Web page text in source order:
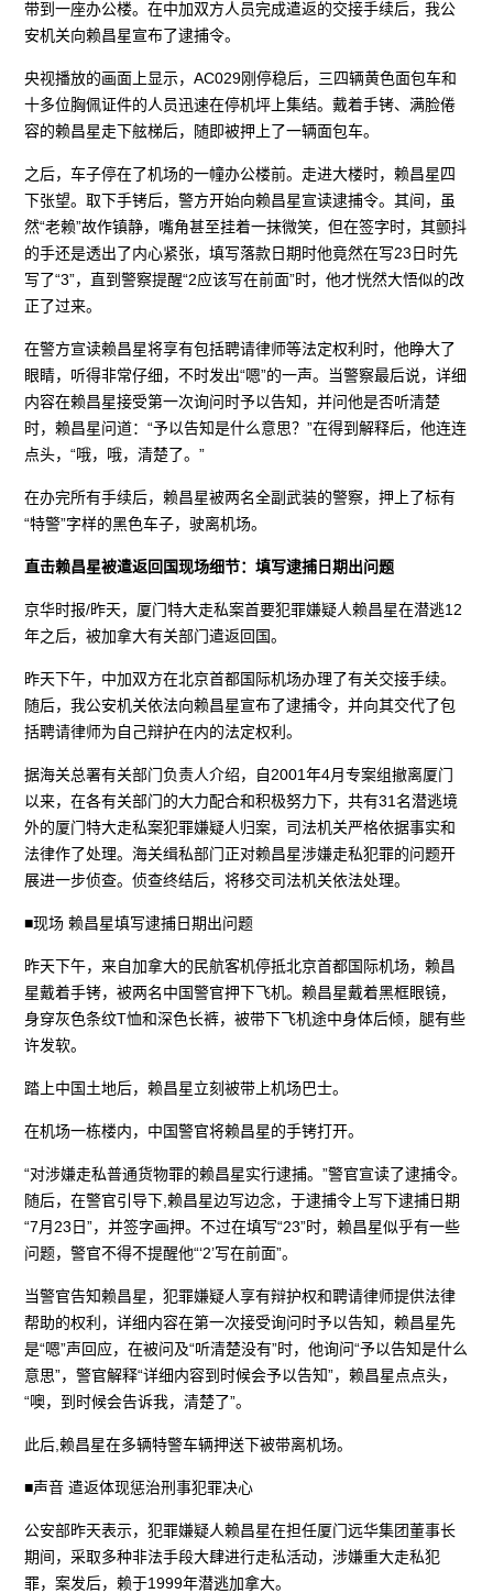
带到一座办公楼。在中加双方人员完成遣返的交接手续后，我公
安机关向赖昌星宣布了逮捕令。
央视播放的画面上显示，AC029刚停稳后，三四辆黄色面包车和
十多位胸佩证件的人员迅速在停机坪上集结。戴着手铐、满脸倦
容的赖昌星走下舷梯后，随即被押上了一辆面包车。
之后，车子停在了机场的一幢办公楼前。走进大楼时，赖昌星四
下张望。取下手铐后，警方开始向赖昌星宣读逮捕令。其间，虽
然“老赖”故作镇静，嘴角甚至挂着一抹微笑，但在签字时，其颤抖
的手还是透出了内心紧张，填写落款日期时他竟然在写23日时先
写了“3”，直到警察提醒“2应该写在前面”时，他才恍然大悟似的改
正了过来。
在警方宣读赖昌星将享有包括聘请律师等法定权利时，他睁大了
眼睛，听得非常仔细，不时发出“嗯”的一声。当警察最后说，详细
内容在赖昌星接受第一次询问时予以告知，并问他是否听清楚
时，赖昌星问道：“予以告知是什么意思？”在得到解释后，他连连
点头，“哦，哦，清楚了。”
在办完所有手续后，赖昌星被两名全副武装的警察，押上了标有
“特警”字样的黑色车子，驶离机场。
直击赖昌星被遣返回国现场细节：填写逮捕日期出问题
京华时报/昨天，厦门特大走私案首要犯罪嫌疑人赖昌星在潜逃12
年之后，被加拿大有关部门遣返回国。
昨天下午，中加双方在北京首都国际机场办理了有关交接手续。
随后，我公安机关依法向赖昌星宣布了逮捕令，并向其交代了包
括聘请律师为自己辩护在内的法定权利。
据海关总署有关部门负责人介绍，自2001年4月专案组撤离厦门
以来，在各有关部门的大力配合和积极努力下，共有31名潜逃境
外的厦门特大走私案犯罪嫌疑人归案，司法机关严格依据事实和
法律作了处理。海关缉私部门正对赖昌星涉嫌走私犯罪的问题开
展进一步侦查。侦查终结后，将移交司法机关依法处理。
■现场 赖昌星填写逮捕日期出问题
昨天下午，来自加拿大的民航客机停抵北京首都国际机场，赖昌
星戴着手铐，被两名中国警官押下飞机。赖昌星戴着黑框眼镜，
身穿灰色条纹T恤和深色长裤，被带下飞机途中身体后倾，腿有些
许发软。
踏上中国土地后，赖昌星立刻被带上机场巴士。
在机场一栋楼内，中国警官将赖昌星的手铐打开。
“对涉嫌走私普通货物罪的赖昌星实行逮捕。”警官宣读了逮捕令。
随后，在警官引导下,赖昌星边写边念，于逮捕令上写下逮捕日期
“7月23日”，并签字画押。不过在填写“23”时，赖昌星似乎有一些
问题，警官不得不提醒他“‘2’写在前面”。
当警官告知赖昌星，犯罪嫌疑人享有辩护权和聘请律师提供法律
帮助的权利，详细内容在第一次接受询问时予以告知，赖昌星先
是“嗯”声回应，在被问及“听清楚没有”时，他询问“予以告知是什么
意思”，警官解释“详细内容到时候会予以告知”，赖昌星点点头，
“噢，到时候会告诉我，清楚了”。
此后,赖昌星在多辆特警车辆押送下被带离机场。
■声音 遣返体现惩治刑事犯罪决心
公安部昨天表示，犯罪嫌疑人赖昌星在担任厦门远华集团董事长
期间，采取多种非法手段大肆进行走私活动，涉嫌重大走私犯
罪，案发后，赖于1999年潜逃加拿大。